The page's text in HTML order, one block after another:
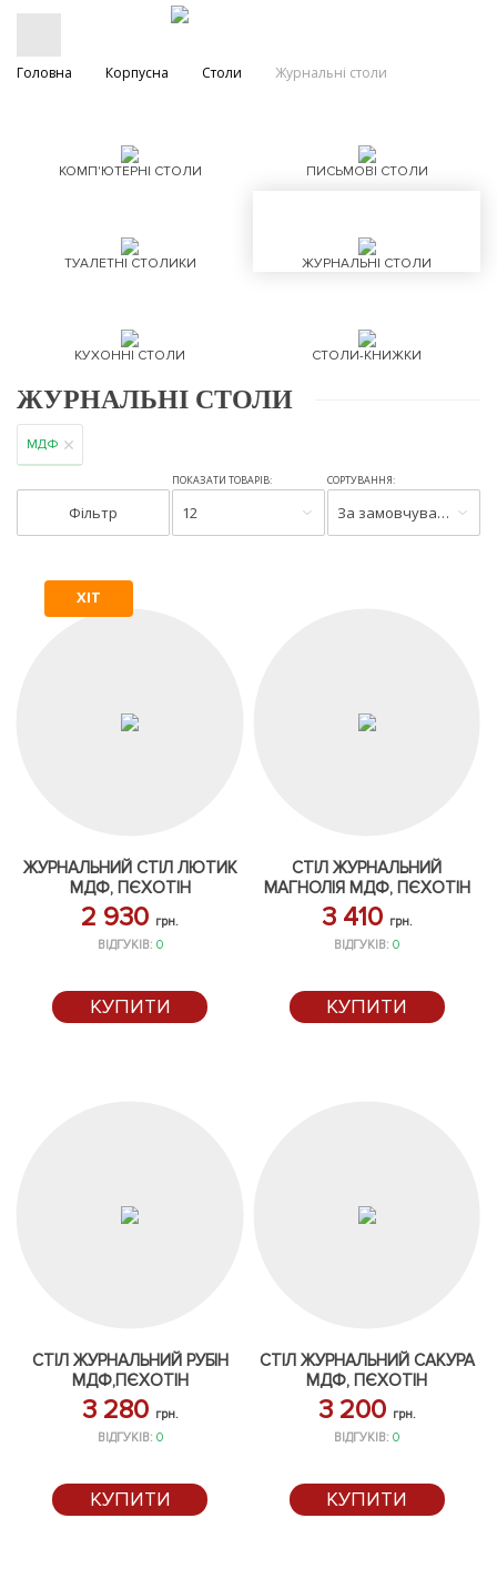
Головна Корпусна Столи Журнальні столи
КОМП'ЮТЕРНІ СТОЛИ ПИСЬМОВІ СТОЛИ
ТУАЛЕТНІ СТОЛИКИ ЖУРНАЛЬНІ СТОЛИ
КУХОННІ СТОЛИ СТОЛИ-КНИЖКИ
ЖУРНАЛЬНІ СТОЛИ
МДФ
Фільтр
ПОКАЗАТИ ТОВАРІВ:
12
СОРТУВАННЯ:
За замовчуванням
ХІТ
ЖУРНАЛЬНИЙ СТІЛ ЛЮТИК
МДФ, ПЄХОТІН
2 930 грн.
ВІДГУКІВ: 0
КУПИТИ
СТІЛ ЖУРНАЛЬНИЙ
МАГНОЛІЯ МДФ, ПЄХОТІН
3 410 грн.
ВІДГУКІВ:0
КУПИТИ
СТІЛ ЖУРНАЛЬНИЙ РУБІН
МДФ,ПЄХОТІН
3 280 грн.
ВІДГУКІВ: 0
КУПИТИ
СТІЛ ЖУРНАЛЬНИЙ САКУРА
МДФ, ПЄХОТІН
3 200 грн.
ВІДГУКІВ:0
КУПИТИ